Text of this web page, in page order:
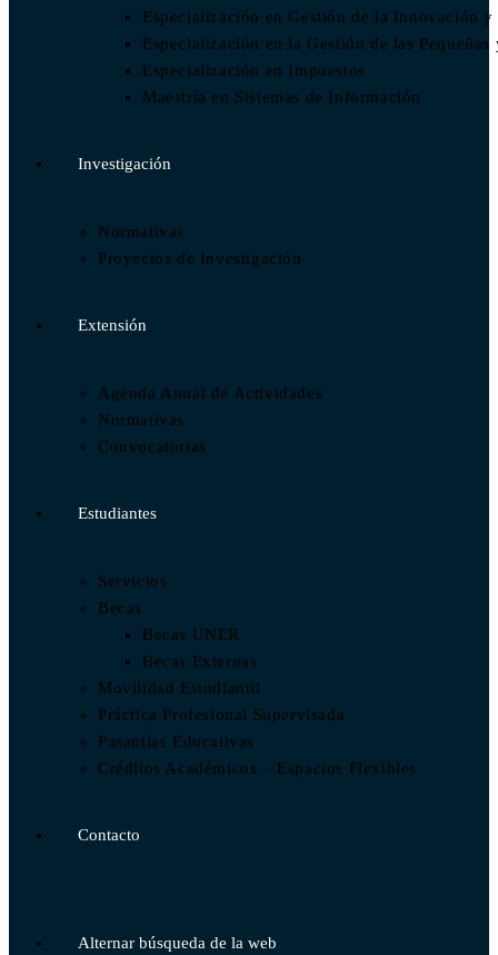
Especialización en Gestión de la Innovación
Especialización en la Gestión de las
Especialización en Impuestos​
Maestría en Sistemas de Información
Investigación
Normativas
Proyectos de Investigación
Extensión
Agenda Anual de Actividades
Normativas
Convocatorias
Estudiantes
Servicios
Becas
Becas UNER
Becas Externas
Movilidad Estudiantil
Práctica Profesional Supervisada
Pasantías Educativas
Créditos Académicos – Espacios Flexibles
Contacto
Alternar búsqueda de la web